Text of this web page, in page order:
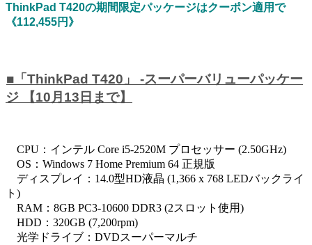
ThinkPad T420の期間限定パッケージはクーポン適用で
《112,455円》
■「ThinkPad T420」 -スーパーバリューパッケー
ジ 【10月13日まで】
CPU：インテル Core i5-2520M プロセッサー (2.50GHz)
OS：Windows 7 Home Premium 64 正規版
ディスプレイ：14.0型HD液晶 (1,366 x 768 LEDバックライ
ト)
RAM：8GB PC3-10600 DDR3 (2スロット使用)
HDD：320GB (7,200rpm)
光学ドライブ：DVDスーパーマルチ